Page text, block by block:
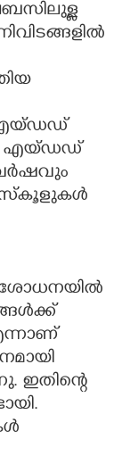
എയ്ഡഡ്
എയ്ഡഡ്
സ്കൂളുകൾ
ഇതിന്റെ